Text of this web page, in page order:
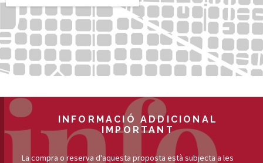
INFORMACIÓ ADDICIONAL
IMPORTANT
La compra o reserva d'aquesta proposta està subjecta a les